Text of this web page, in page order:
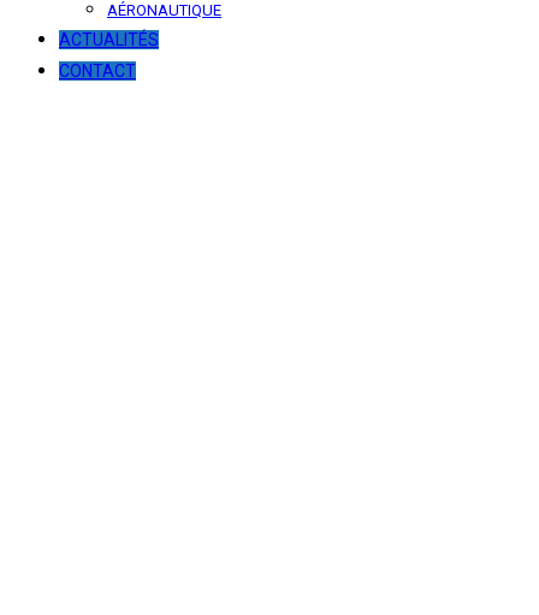
AÉRONAUTIQUE
ACTUALITÉS
CONTACT